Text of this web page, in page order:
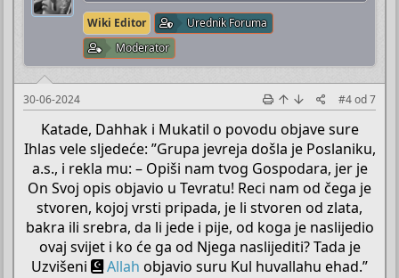
Wiki Editor
Urednik Foruma
Moderator
30-06-2024 #4od7
Katade, Dahhak i Mukatil o povodu objave sure
Ihlas vele sljedeće: ”Grupa jevreja došla je Poslaniku,
a.s., i rekla mu: – Opiši nam tvog Gospodara, jer je
On Svoj opis objavio u Tevratu! Reci nam od čega je
stvoren, kojoj vrsti pripada, je li stvoren od zlata,
bakra ili srebra, da li jede i pije, od koga je naslijedio
ovaj svijet i ko će ga od Njega naslijediti? Tada je
Uzvišeni
Allah objavio suru Kul huvallahu ehad.”